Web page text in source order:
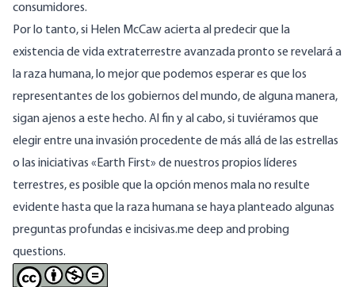
consumidores.
Por lo tanto, si Helen McCaw acierta al predecir que la
existencia de vida extraterrestre avanzada pronto se revelará a
la raza humana, lo mejor que podemos esperar es que los
representantes de los gobiernos del mundo, de alguna manera,
sigan ajenos a este hecho. Al fin y al cabo, si tuviéramos que
elegir entre una invasión procedente de más allá de las estrellas
o las iniciativas «Earth First» de nuestros propios líderes
terrestres, es posible que la opción menos mala no resulte
evidente hasta que la raza humana se haya planteado algunas
preguntas profundas e incisivas.me deep and probing
questions.